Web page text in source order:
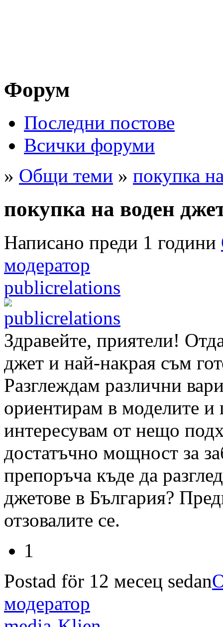
Форум
Последни постове
Всички форуми
» Общи теми » покупка
покупка на воден
Написано преди 1 години
модератор
publicrelations
Здравейте, приятели!
джет и най-накрая съм
Разглеждам различни
ориентирам в моделите и
интересувам от нещо
достатъчно мощност за
препоръча къде да
джетове в България?
отзовалите се.
1
Postad för 12 месец sedan
модератор